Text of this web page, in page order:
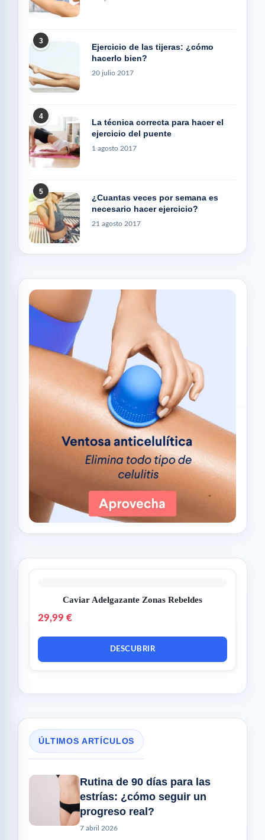
3
Ejercicio de las tijeras: ¿cómo
hacerlo bien?
20 julio 2017
4
La técnica correcta para hacer el
ejercicio del puente
1 agosto 2017
5
¿Cuantas veces por semana es
necesario hacer ejercicio?
21 agosto 2017
Caviar Adelgazante Zonas Rebeldes
29,99 €
DESCUBRIR
ÚLTIMOS ARTÍCULOS
Rutina de 90 días para las
estrías: ¿cómo seguir un
progreso real?
7 abril 2026